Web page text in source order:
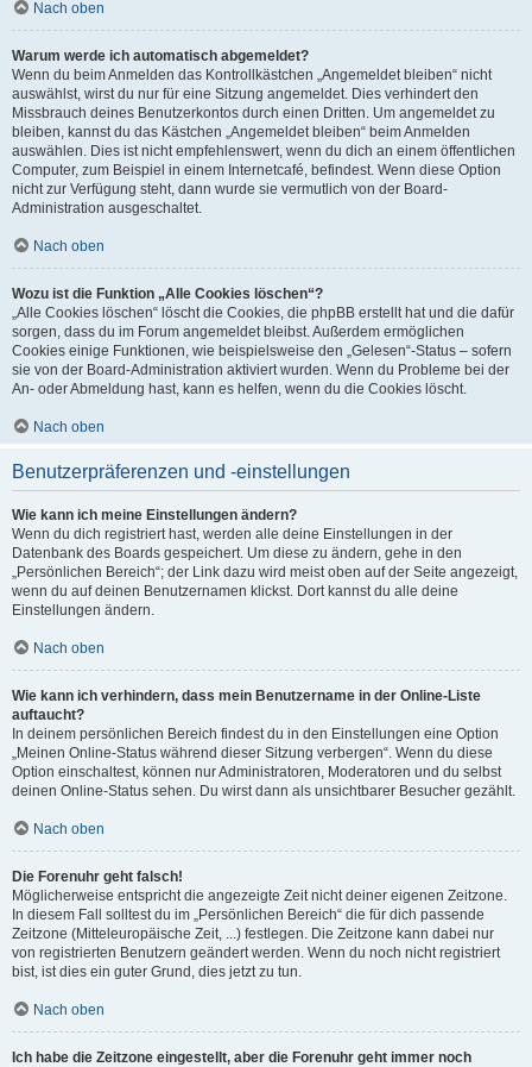
Nach oben
Warum werde ich automatisch abgemeldet?
Wenn du beim Anmelden das Kontrollkästchen „Angemeldet bleiben“ nicht
auswählst, wirst du nur für eine Sitzung angemeldet. Dies verhindert den
Missbrauch deines Benutzerkontos durch einen Dritten. Um angemeldet zu
bleiben, kannst du das Kästchen „Angemeldet bleiben“ beim Anmelden
auswählen. Dies ist nicht empfehlenswert, wenn du dich an einem öffentlichen
Computer, zum Beispiel in einem Internetcafé, befindest. Wenn diese Option
nicht zur Verfügung steht, dann wurde sie vermutlich von der Board-
Administration ausgeschaltet.
Nach oben
Wozu ist die Funktion „Alle Cookies löschen“?
„Alle Cookies löschen“ löscht die Cookies, die phpBB erstellt hat und die dafür
sorgen, dass du im Forum angemeldet bleibst. Außerdem ermöglichen
Cookies einige Funktionen, wie beispielsweise den „Gelesen“-Status – sofern
sie von der Board-Administration aktiviert wurden. Wenn du Probleme bei der
An- oder Abmeldung hast, kann es helfen, wenn du die Cookies löscht.
Nach oben
Benutzerpräferenzen und -einstellungen
Wie kann ich meine Einstellungen ändern?
Wenn du dich registriert hast, werden alle deine Einstellungen in der
Datenbank des Boards gespeichert. Um diese zu ändern, gehe in den
„Persönlichen Bereich“; der Link dazu wird meist oben auf der Seite angezeigt,
wenn du auf deinen Benutzernamen klickst. Dort kannst du alle deine
Einstellungen ändern.
Nach oben
Wie kann ich verhindern, dass mein Benutzername in der Online-Liste
auftaucht?
In deinem persönlichen Bereich findest du in den Einstellungen eine Option
„Meinen Online-Status während dieser Sitzung verbergen“. Wenn du diese
Option einschaltest, können nur Administratoren, Moderatoren und du selbst
deinen Online-Status sehen. Du wirst dann als unsichtbarer Besucher gezählt.
Nach oben
Die Forenuhr geht falsch!
Möglicherweise entspricht die angezeigte Zeit nicht deiner eigenen Zeitzone.
In diesem Fall solltest du im „Persönlichen Bereich“ die für dich passende
Zeitzone (Mitteleuropäische Zeit, ...) festlegen. Die Zeitzone kann dabei nur
von registrierten Benutzern geändert werden. Wenn du noch nicht registriert
bist, ist dies ein guter Grund, dies jetzt zu tun.
Nach oben
Ich habe die Zeitzone eingestellt, aber die Forenuhr geht immer noch